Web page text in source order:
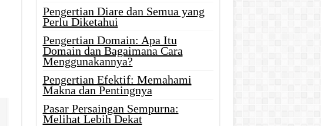
Pengertian Diare dan Semua yang
Perlu Diketahui
Pengertian Domain: Apa Itu
Domain dan Bagaimana Cara
Menggunakannya?
Pengertian Efektif: Memahami
Makna dan Pentingnya
Pasar Persaingan Sempurna:
Melihat Lebih Dekat